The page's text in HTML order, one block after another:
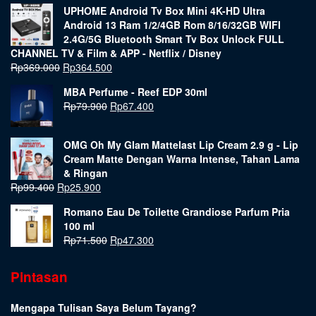
UPHOME Android Tv Box Mini 4K-HD Ultra
Android 13 Ram 1/2/4GB Rom 8/16/32GB WIFI
2.4G/5G Bluetooth Smart Tv Box Unlock FULL
CHANNEL TV & Film & APP - Netflix / Disney
Rp369.000 Rp364.500
MBA Perfume - Reef EDP 30ml
Rp79.900 Rp67.400
OMG Oh My Glam Mattelast Lip Cream 2.9 g - Lip
Cream Matte Dengan Warna Intense, Tahan Lama
& Ringan
Rp99.400 Rp25.900
Romano Eau De Toilette Grandiose Parfum Pria
100 ml
Rp71.500 Rp47.300
Pintasan
Mengapa Tulisan Saya Belum Tayang?